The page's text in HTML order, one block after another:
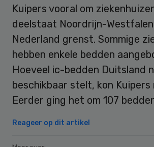
Kuipers vooral om
deelstaat Noordrijn-
Nederland grenst. Sommige
hebben enkele bedden
Hoeveel ic-bedden Duitsland
beschikbaar stelt, kon Kuipers
Eerder ging het om 107
Reageer op dit artikel